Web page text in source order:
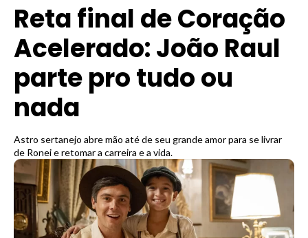
Reta final de Coração
Acelerado: João Raul
parte pro tudo ou
nada
Astro sertanejo abre mão até de seu grande amor para se livrar
de Ronei e retomar a carreira e a vida.